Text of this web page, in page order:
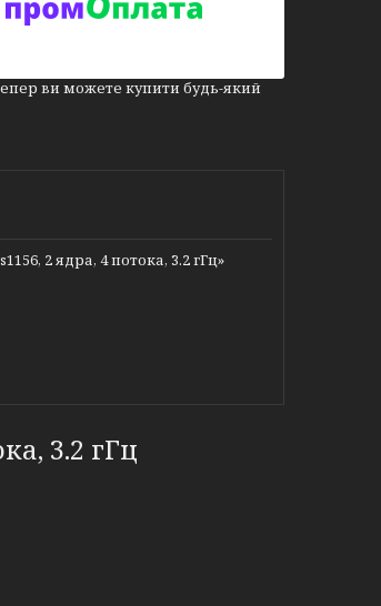
ви можете купити будь-який
2 ядра, 4 потока, 3.2 гГц»
3.2 гГц